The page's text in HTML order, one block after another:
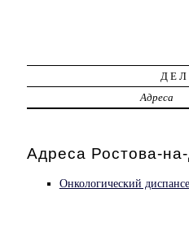
Адреса
Адреса Ростова-
Онкологический